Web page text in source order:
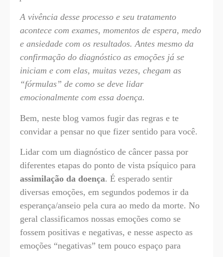
A vivência desse processo e seu tratamento
acontece com exames, momentos de espera, medo
e ansiedade com os resultados. Antes mesmo da
confirmação do diagnóstico as emoções já se
iniciam e com elas, muitas vezes, chegam as
“fórmulas” de como se deve lidar
emocionalmente com essa doença.
Bem, neste blog vamos fugir das regras e te
convidar a pensar no que fizer sentido para você.
Lidar com um diagnóstico de câncer passa por
diferentes etapas do ponto de vista psíquico para
assimilação da doença. É esperado sentir
diversas emoções, em segundos podemos ir da
esperança/anseio pela cura ao medo da morte. No
geral classificamos nossas emoções como se
fossem positivas e negativas, e nesse aspecto as
emoções “negativas” tem pouco espaço para